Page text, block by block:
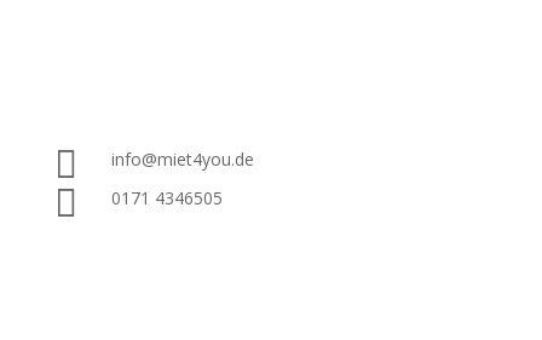
 info@miet4you.de
 0171 4346505